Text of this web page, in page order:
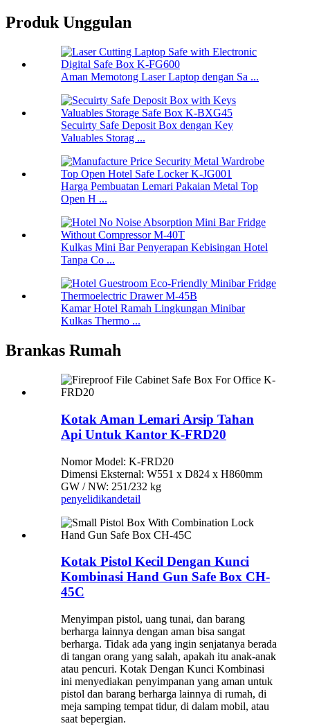
Produk Unggulan
Aman Memotong Laser Laptop dengan Sa ...
Secuirty Safe Deposit Box dengan Key
Valuables Storag ...
Harga Pembuatan Lemari Pakaian Metal Top
Open H ...
Kulkas Mini Bar Penyerapan Kebisingan Hotel
Tanpa Co ...
Kamar Hotel Ramah Lingkungan Minibar
Kulkas Thermo ...
Brankas Rumah
Kotak Aman Lemari Arsip Tahan
Api Untuk Kantor K-FRD20
Nomor Model: K-FRD20
Dimensi Eksternal: W551 x D824 x H860mm
GW / NW: 251/232 kg
penyelidikandetail
Kotak Pistol Kecil Dengan Kunci
Kombinasi Hand Gun Safe Box CH-
45C
Menyimpan pistol, uang tunai, dan barang
berharga lainnya dengan aman bisa sangat
berharga. Tidak ada yang ingin senjatanya berada
di tangan orang yang salah, apakah itu anak-anak
atau pencuri. Kotak Dengan Kunci Kombinasi
ini menyediakan penyimpanan yang aman untuk
pistol dan barang berharga lainnya di rumah, di
meja samping tempat tidur, di dalam mobil, atau
saat bepergian.